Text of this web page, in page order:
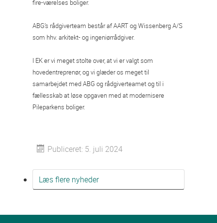
fire-værelses boliger.
ABG’s rådgiverteam består af AART og Wissenberg A/S
som hhv. arkitekt- og ingeniørrådgiver.
I EK er vi meget stolte over, at vi er valgt som
hovedentreprenør, og vi glæder os meget til
samarbejdet med ABG og rådgiverteamet og til i
fællesskab at løse opgaven med at modernisere
Pileparkens boliger.
Publiceret: 5. juli 2024
Læs flere nyheder